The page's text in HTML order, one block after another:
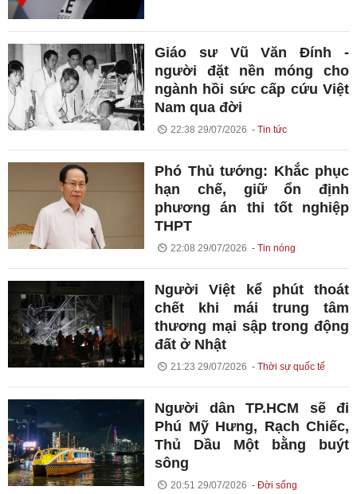
Giáo sư Vũ Văn Đính -
người đặt nền móng cho
ngành hồi sức cấp cứu Việt
Nam qua đời
22:38 29/07/2026 Tin tức
Phó Thủ tướng: Khắc phục
hạn chế, giữ ổn định
phương án thi tốt nghiệp
THPT
22:08 29/07/2026 Tin nóng
Người Việt kể phút thoát
chết khi mái trung tâm
thương mại sập trong động
đất ở Nhật
21:23 29/07/2026 Thời sự quốc tế
Người dân TP.HCM sẽ đi
Phú Mỹ Hưng, Rạch Chiếc,
Thủ Dầu Một bằng buýt
sông
20:51 29/07/2026 Đời sống